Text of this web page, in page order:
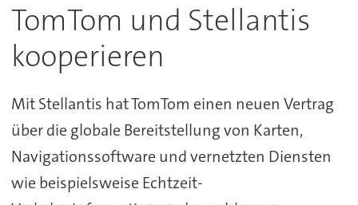
TomTom und Stellantis
kooperieren
Mit Stellantis hat TomTom einen neuen Vertrag
über die globale Bereitstellung von Karten,
Navigationssoftware und vernetzten Diensten
wie beispielsweise Echtzeit-